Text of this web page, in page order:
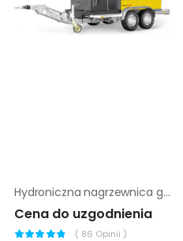
Hydroniczna nagrzewnica gruntu Wacker Neuson HSH 700
Cena do uzgodnienia
( 86 Opinii )